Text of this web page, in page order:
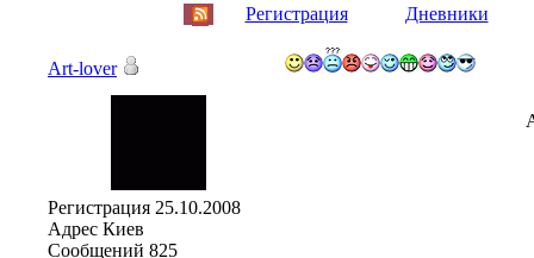
Регистрация Дневники
Art-lover
Регистрация 25.10.2008
Адрес Киев
Сообщений 825